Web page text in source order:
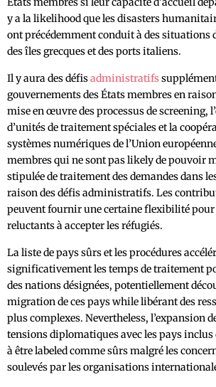
y a la likelihood que les disasters
ont précédemment conduit à des situations
des îles grecques et des ports italiens.
Il y aura des défisadministratifs
gouvernements des États membres en
mise en œuvre des processus de screening,
d’unités de traitement spéciales et la
systèmes numériques de l’Union
membres qui ne sont pas likely de pouvoir
stipulée de traitement des demandes dans
raison des défis administratifs. Les
peuvent fournir une certaine flexibilité pour
reluctants à accepter les réfugiés.
La liste de pays sûrs et les procédures
significativement les temps de traitement
des nations désignées, potentiellement
migration de ces pays while libérant des
plus complexes. Nevertheless, l’expansion
tensions diplomatiques avec les pays
à être labeled comme sûrs malgré les
soulevés par les organisations